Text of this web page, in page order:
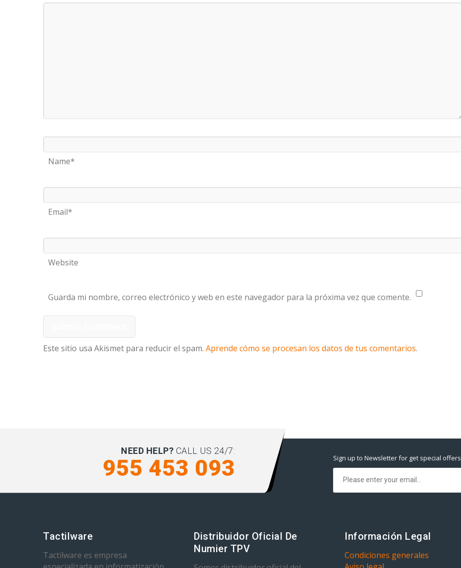
Name*
Email*
Website
Guarda mi nombre, correo electrónico y web en este navegador para la próxima vez que comente.
Este sitio usa Akismet para reducir el spam. Aprende cómo se procesan los datos de tus comentarios.
NEED HELP? CALL US 24/7:
955 453 093 Sign up to Newsletter for get special offers
Tactilware
Tactilware es empresa
Distribuidor Oficial De
Numier TPV
Información Legal
Condiciones generales